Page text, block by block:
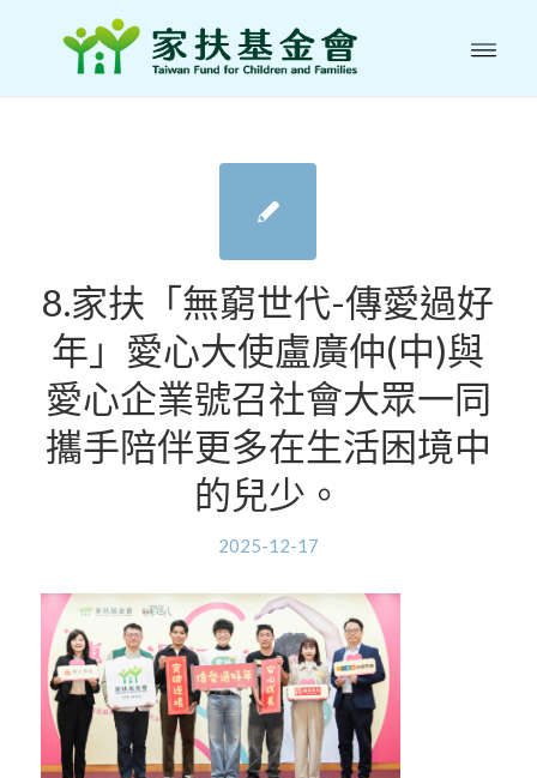
8.家扶「無窮世代-傳愛過好
年」愛心大使盧廣仲(中)與
愛心企業號召社會大眾一同
攜手陪伴更多在生活困境中
的兒少。
2025-12-17